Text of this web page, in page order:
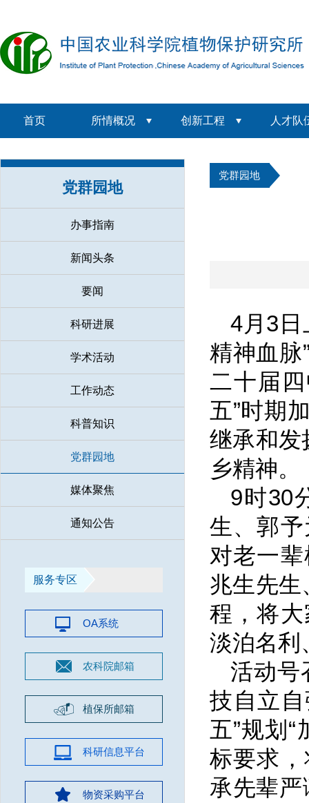
首页 所情概况 创新工程 人才队
党群园地
办事指南
新闻头条
要闻
科研进展
学术活动
工作动态
科普知识
党群园地
媒体聚焦
通知公告
服务专区
OA系统
农科院邮箱
植保所邮箱
科研信息平台
物资采购平台
党群园地
4月3日
精神血脉
二十届
五”时期
继承和发
乡精神。
9时30
生、郭
对老一
兆生先生
程，将
淡泊名利
活动号
技自立
五”规划
标要求
承先辈